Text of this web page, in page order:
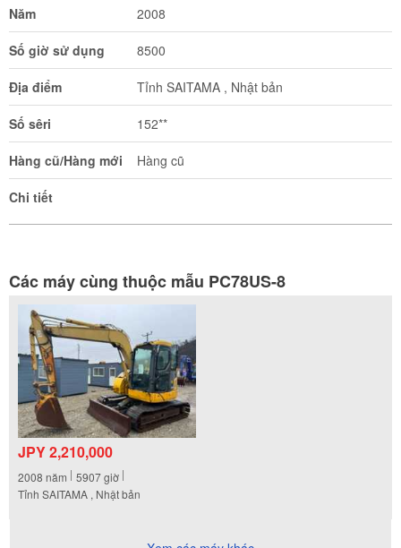
Năm 2008
Số giờ sử dụng 8500
Địa điểm Tỉnh SAITAMA , Nhật bản
Số sêri 152**
Hàng cũ/Hàng mới Hàng cũ
Chi tiết
Các máy cùng thuộc mẫu PC78US-8
JPY 2,210,000
2008 năm 5907giờ
Tỉnh SAITAMA , Nhật bản